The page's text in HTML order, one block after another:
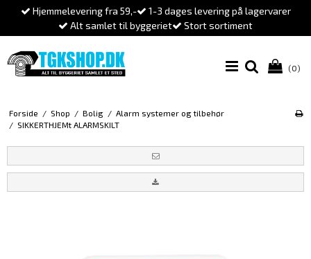
Hjemmelevering fra 59,-
1-3 dages levering på lagervarer
Alt samlet til byggeriet
Stort sortiment
(0)
Forside / Shop / Bolig / Alarm systemer og tilbehør
/ SIKKERTHJEMt ALARMSKILT